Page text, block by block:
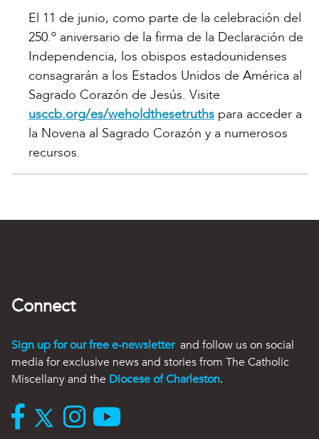
El 11 de junio, como parte de la celebración del
250.º aniversario de la firma de la Declaración de
Independencia, los obispos estadounidenses
consagrarán a los Estados Unidos de América al
Sagrado Corazón de Jesús. Visite
usccb.org/es/weholdthesetruths para acceder a
la Novena al Sagrado Corazón y a numerosos
recursos.
Connect
Sign up for our free e-newsletter and follow us on social
media for exclusive news and stories from The Catholic
Miscellany and the Diocese of Charleston.